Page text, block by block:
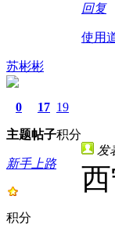
回复
使用
苏彬彬
0
主题
17
帖子
19
积分
新手上路
积分
发